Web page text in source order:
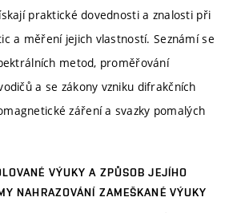
praktické dovednosti a znalosti při
a měření jejich vlastností. Seznámí se
metod, proměřování
a se zákony vzniku difrakčních
záření a svazky pomalých
VÝUKY A ZPŮSOB JEJÍHO
NAHRAZOVÁNÍ ZAMEŠKANÉ VÝUKY